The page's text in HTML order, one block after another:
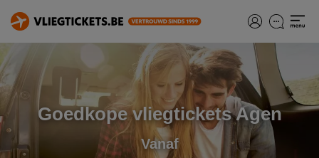
Goedkope vliegtickets Agen
Vanaf